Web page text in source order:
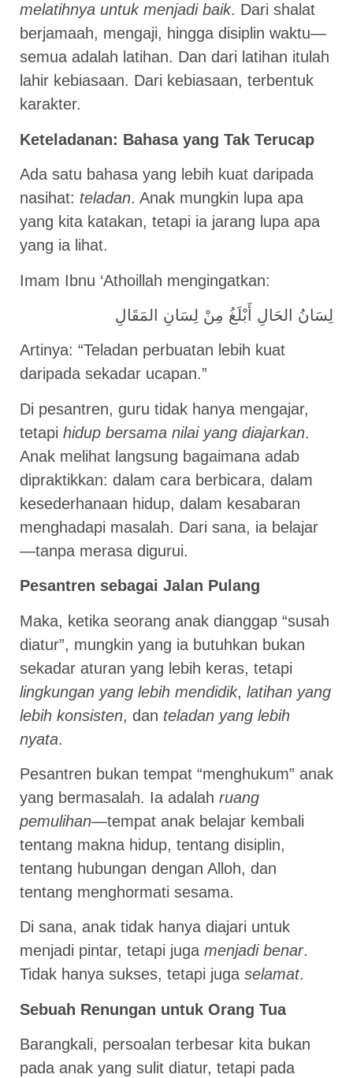
melatihnya untuk menjadi baik. Dari shalat
berjamaah, mengaji, hingga disiplin waktu—
semua adalah latihan. Dan dari latihan itulah
lahir kebiasaan. Dari kebiasaan, terbentuk
karakter.
Keteladanan: Bahasa yang Tak Terucap
Ada satu bahasa yang lebih kuat daripada
nasihat: teladan. Anak mungkin lupa apa
yang kita katakan, tetapi ia jarang lupa apa
yang ia lihat.
Imam Ibnu ‘Athoillah mengingatkan:
لِسَانُ الحَالِ أَبْلَغُ مِنْ لِسَانِ المَقَالِ
Artinya: “Teladan perbuatan lebih kuat
daripada sekadar ucapan.”
Di pesantren, guru tidak hanya mengajar,
tetapi hidup bersama nilai yang diajarkan.
Anak melihat langsung bagaimana adab
dipraktikkan: dalam cara berbicara, dalam
kesederhanaan hidup, dalam kesabaran
menghadapi masalah. Dari sana, ia belajar
—tanpa merasa digurui.
Pesantren sebagai Jalan Pulang
Maka, ketika seorang anak dianggap “susah
diatur”, mungkin yang ia butuhkan bukan
sekadar aturan yang lebih keras, tetapi
lingkungan yang lebih mendidik, latihan yang
lebih konsisten, dan teladan yang lebih
nyata.
Pesantren bukan tempat “menghukum” anak
yang bermasalah. Ia adalah ruang
pemulihan—tempat anak belajar kembali
tentang makna hidup, tentang disiplin,
tentang hubungan dengan Alloh, dan
tentang menghormati sesama.
Di sana, anak tidak hanya diajari untuk
menjadi pintar, tetapi juga menjadi benar.
Tidak hanya sukses, tetapi juga selamat.
Sebuah Renungan untuk Orang Tua
Barangkali, persoalan terbesar kita bukan
pada anak yang sulit diatur, tetapi pada